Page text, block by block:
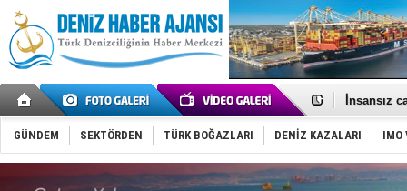
İnsansız
Yüzyıl
Anadolu
Derince,
Tüpraş,
İTU AUV,
GÜNDEM SEKTÖRDEN TÜRK BOĞAZLARI DENİZ KAZALARI IMO